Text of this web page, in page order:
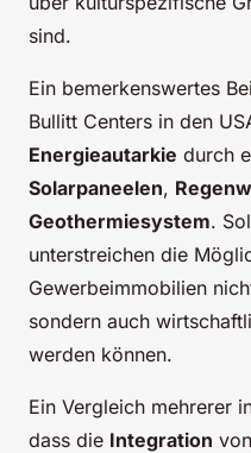
sind.
Ein bemerkenswertes
Bullitt Centers in den
Energieautarkie durch
Solarpaneelen,
Geothermiesystem.
unterstreichen die
Gewerbeimmobilien
sondern auch
werden können.
Ein Vergleich mehrerer
dass die Integration von